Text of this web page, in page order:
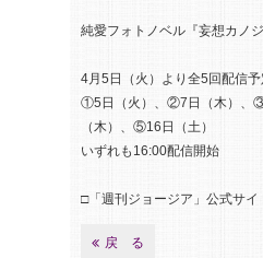
純愛フォトノベル『妄想カノ
4月5日（火）より全5回配信予
①5日（火）、②7日（木）、
（木）、⑤16日（土）
いずれも16:00配信開始
□「週刊ジョージア」公式サイ
戻 る